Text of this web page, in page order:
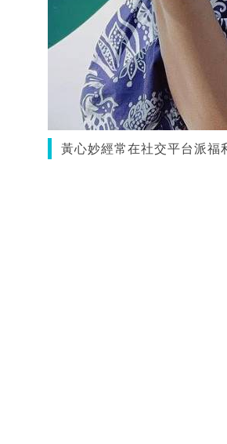
黃心妙經常在社交平台派福